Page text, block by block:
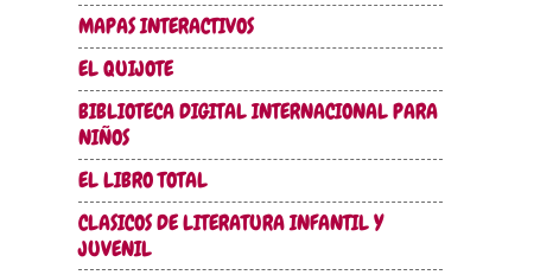
MAPAS INTERACTIVOS
EL QUIJOTE
BIBLIOTECA DIGITAL INTERNACIONAL PARA
NIÑOS
EL LIBRO TOTAL
CLASICOS DE LITERATURA INFANTIL Y
JUVENIL